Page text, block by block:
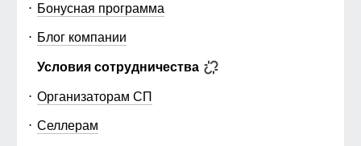
Бонусная программа
Блог компании
Условия сотрудничества
Организаторам СП
Селлерам